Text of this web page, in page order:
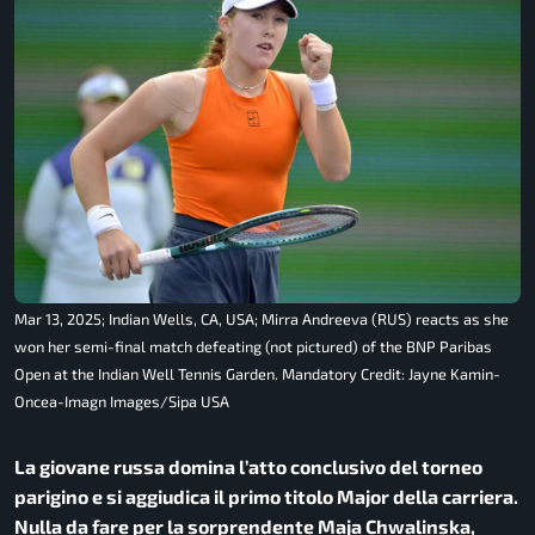
Mar 13, 2025; Indian Wells, CA, USA; Mirra Andreeva (RUS) reacts as she
won her semi-final match defeating (not pictured) of the BNP Paribas
Open at the Indian Well Tennis Garden. Mandatory Credit: Jayne Kamin-
Oncea-Imagn Images/Sipa USA
La giovane russa domina l’atto conclusivo del torneo
parigino e si aggiudica il primo titolo Major della carriera.
Nulla da fare per la sorprendente Maja Chwalinska,